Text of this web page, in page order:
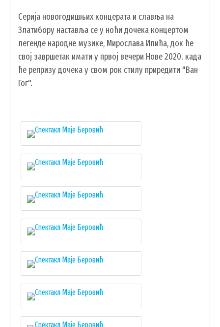
ПОСТАВИТЕ ПИТАЊЕ
SEARCH
FORM
ПРЕТРАЖИ
Серија новогодишњих концерата и славља на
Златибору наставља се у ноћи дочека концертом
легенде народне музике, Мирослава Илића, док ће
свој завршетак имати у првој вечери Нове 2020. када
ће репризу дочека у свом рок стилу приредити "Ван
Гог".